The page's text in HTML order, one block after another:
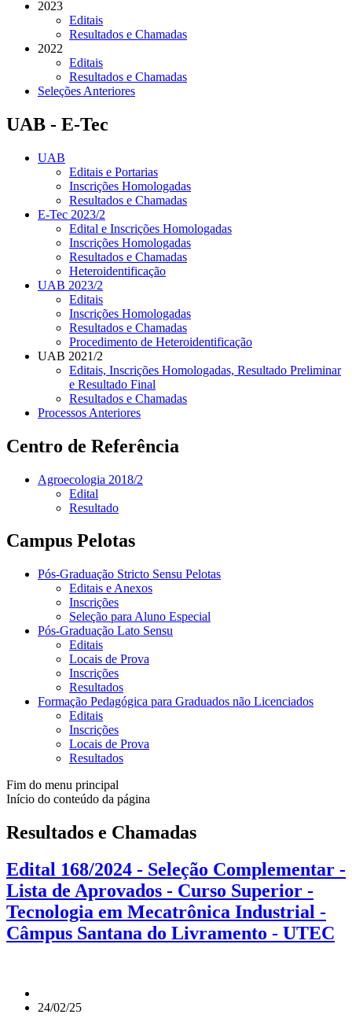
2023
Editais
Resultados e Chamadas
2022
Editais
Resultados e Chamadas
Seleções Anteriores
UAB - E-Tec
UAB
Editais e Portarias
Inscrições Homologadas
Resultados e Chamadas
E-Tec 2023/2
Edital e Inscrições Homologadas
Inscrições Homologadas
Resultados e Chamadas
Heteroidentificação
UAB 2023/2
Editais
Inscrições Homologadas
Resultados e Chamadas
Procedimento de Heteroidentificação
UAB 2021/2
Editais, Inscrições Homologadas, Resultado Preliminar
e Resultado Final
Resultados e Chamadas
Processos Anteriores
Centro de Referência
Agroecologia 2018/2
Edital
Resultado
Campus Pelotas
Pós-Graduação Stricto Sensu Pelotas
Editais e Anexos
Inscrições
Seleção para Aluno Especial
Pós-Graduação Lato Sensu
Editais
Locais de Prova
Inscrições
Resultados
Formação Pedagógica para Graduados não Licenciados
Editais
Inscrições
Locais de Prova
Resultados
Fim do menu principal
Início do conteúdo da página
Resultados e Chamadas
Edital 168/2024 - Seleção Complementar -
Lista de Aprovados - Curso Superior -
Tecnologia em Mecatrônica Industrial -
Câmpus Santana do Livramento - UTEC
24/02/25